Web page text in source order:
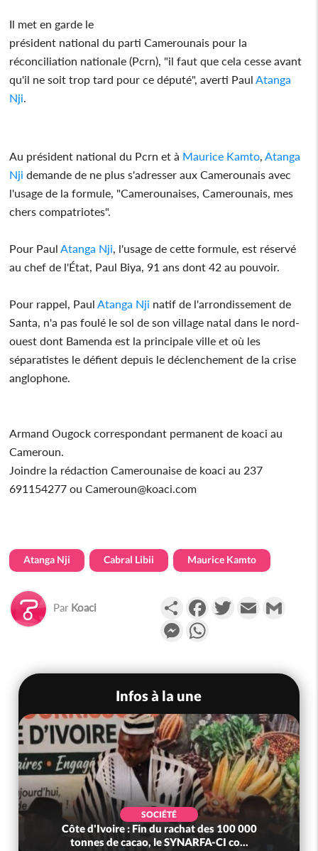
Il met en garde le
président national du parti Camerounais pour la
réconciliation nationale (Pcrn), "il faut que cela cesse avant
qu'il ne soit trop tard pour ce député", averti PaulAtanga
Nji.
Au président national du Pcrn et à Maurice Kamto,Atanga
Nji demande de ne plus s'adresser aux Camerounais avec
l'usage de la formule, "Camerounaises, Camerounais, mes
chers compatriotes".
Pour PaulAtanga Nji, l'usage de cette formule, est réservé
au chef de l'État, Paul Biya, 91 ans dont 42 au pouvoir.
Pour rappel, PaulAtanga Nji natif de l'arrondissement de
Santa, n'a pas foulé le sol de son village natal dans le nord-
ouest dont Bamenda est la principale ville et où les
séparatistes le défient depuis le déclenchement de la crise
anglophone.
Armand Ougock correspondant permanent de koaci au
Cameroun.
Joindre la rédaction Camerounaise de koaci au 237
691154277 ou Cameroun@koaci.com
Atanga Nji Cabral Libii Maurice Kamto
Par Koaci PartagerFacebookTwitterEmail
Messenger
Infos à la une
SOCIÉTÉ
Côte d'Ivoire : Fin du rachat des 100 000
tonnes de cacao, le SYNARFA-CI co...